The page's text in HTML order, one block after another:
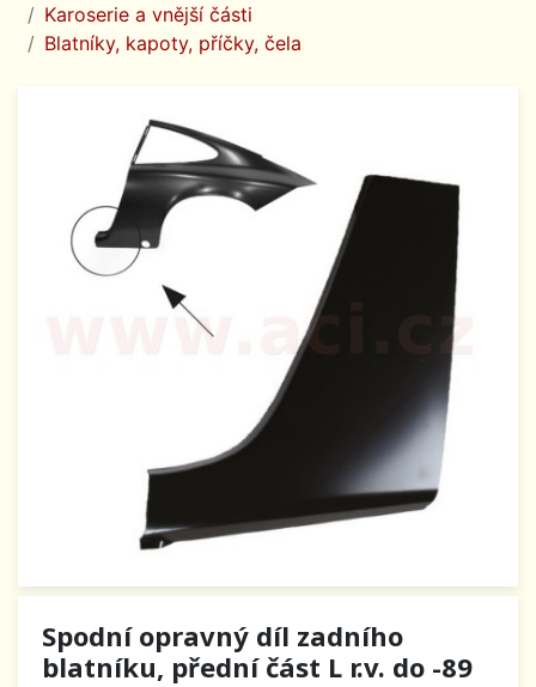
Karoserie a vnější části
Blatníky, kapoty, příčky, čela
Spodní opravný díl zadního
blatníku, přední část L r.v. do -89